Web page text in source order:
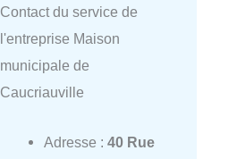
Contact du service de
l'entreprise Maison
municipale de
Caucriauville
Adresse : 40 Rue